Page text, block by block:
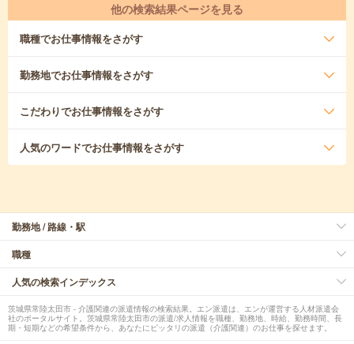
他の検索結果ページを見る
職種でお仕事情報をさがす
勤務地でお仕事情報をさがす
こだわりでお仕事情報をさがす
人気のワードでお仕事情報をさがす
勤務地 / 路線・駅
職種
人気の検索インデックス
茨城県常陸太田市 - 介護関連の派遣情報の検索結果。エン派遣は、エンが運営する人材派遣会
社のポータルサイト。茨城県常陸太田市の派遣/求人情報を職種、勤務地、時給、勤務時間、長
期・短期などの希望条件から、あなたにピッタリの派遣（介護関連）のお仕事を探せます。